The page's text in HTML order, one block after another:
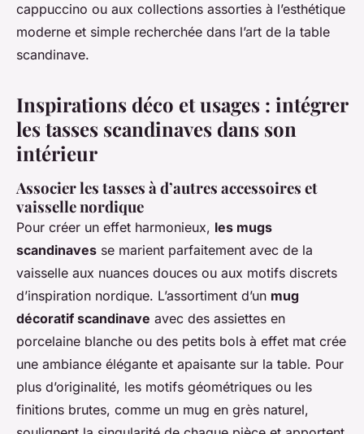
cappuccino ou aux collections assorties à l’esthétique
moderne et simple recherchée dans l’art de la table
scandinave.
Inspirations déco et usages : intégrer
les tasses scandinaves dans son
intérieur
Associer les tasses à d’autres accessoires et
vaisselle nordique
Pour créer un effet harmonieux, les mugs
scandinaves se marient parfaitement avec de la
vaisselle aux nuances douces ou aux motifs discrets
d’inspiration nordique. L’assortiment d’un mug
décoratif scandinave avec des assiettes en
porcelaine blanche ou des petits bols à effet mat crée
une ambiance élégante et apaisante sur la table. Pour
plus d’originalité, les motifs géométriques ou les
finitions brutes, comme un mug en grès naturel,